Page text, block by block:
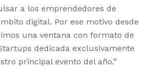
a los emprendedores de
digital. Por ese motivo desde
una ventana con formato de
dedicada exclusivamente
principal evento del año.”